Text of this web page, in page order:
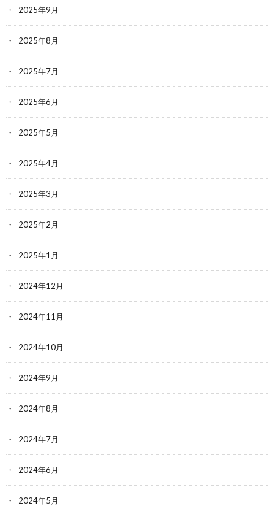
2025年9月
2025年8月
2025年7月
2025年6月
2025年5月
2025年4月
2025年3月
2025年2月
2025年1月
2024年12月
2024年11月
2024年10月
2024年9月
2024年8月
2024年7月
2024年6月
2024年5月